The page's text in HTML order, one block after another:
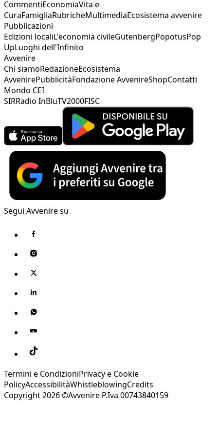
CommentiEconomiaVita e
CuraFamigliaRubricheMultimediaEcosistema avvenire
Pubblicazioni
Edizioni localiL'economia civileGutenbergPopotusPop
UpLuoghi dell'Infinito
Avvenire
Chi siamoRedazioneEcosistema
AvvenirePubblicitàFondazione AvvenireShopContatti
Mondo CEI
SIRRadio InBluTV2000FISC
Segui Avvenire su
Termini e CondizioniPrivacy e Cookie
PolicyAccessibilitàWhistleblowingCredits
Copyright 2026 ©Avvenire P.Iva 00743840159